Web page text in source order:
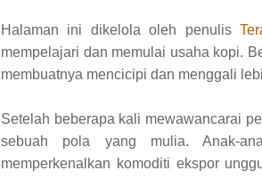
Halaman ini dikelola oleh penulis
mempelajari dan memulai usaha kopi.
membuatnya mencicipi dan menggali
Setelah beberapa kali mewawancarai
sebuah pola yang mulia. Anak-
memperkenalkan komoditi ekspor